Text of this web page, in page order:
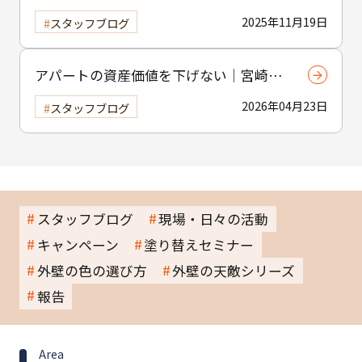
制度の活用方法
2025年11月19日
スタッフブログ
アパートの資産価値を下げない｜宮崎市
の賃貸物件塗装のポイント
2026年04月23日
スタッフブログ
スタッフブログ
現場・日々の活動
キャンペーン
塗り替えセミナー
外壁の色の選び方
外壁の天敵シリーズ
報告
Area